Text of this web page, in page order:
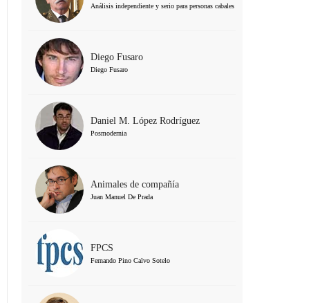
Análisis independiente y serio para personas cabales
Diego Fusaro
Diego Fusaro
Daniel M. López Rodríguez
Posmodernia
Animales de compañía
Juan Manuel De Prada
FPCS
Fernando Pino Calvo Sotelo